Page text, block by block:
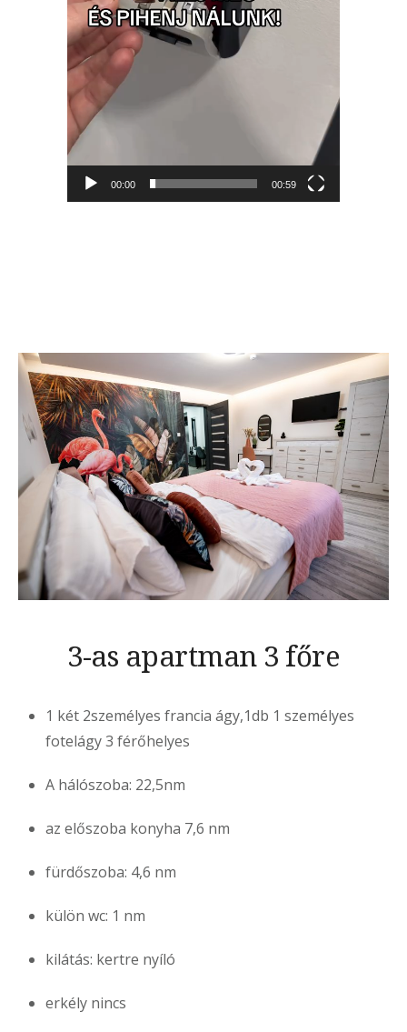
00:00 00:59
3-as apartman 3 főre
1 két 2személyes francia ágy,1db 1 személyes
fotelágy 3 férőhelyes
A hálószoba: 22,5nm
az előszoba konyha 7,6 nm
fürdőszoba: 4,6 nm
külön wc: 1 nm
kilátás: kertre nyíló
erkély nincs